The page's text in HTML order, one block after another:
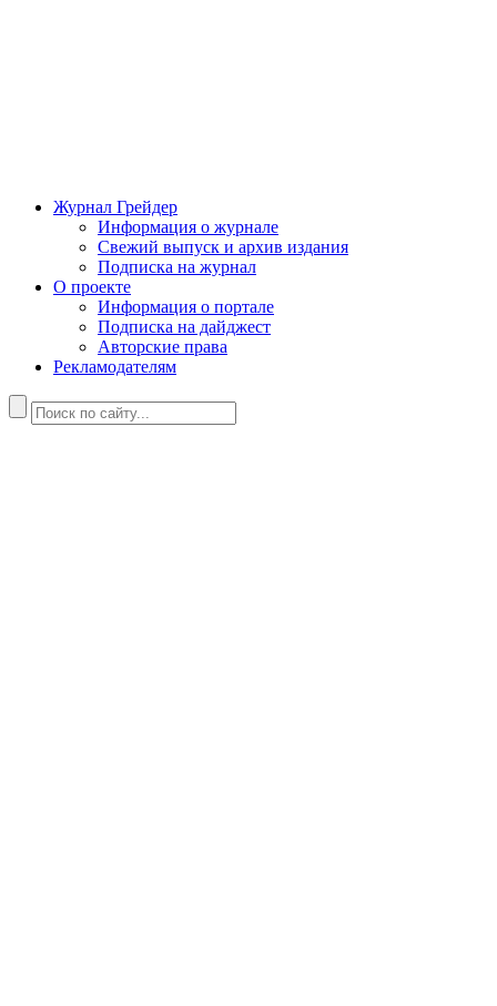
Журнал Грейдер
Информация о журнале
Свежий выпуск и архив издания
Подписка на журнал
О проекте
Информация о портале
Подписка на дайджест
Авторские права
Рекламодателям